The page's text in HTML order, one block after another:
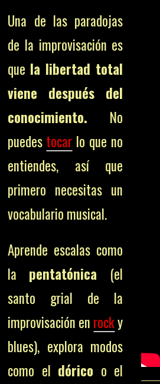
Una de las paradojas
de la improvisación es
que la libertad total
viene después del
conocimiento. No
puedes tocar lo que no
entiendes, así que
primero necesitas un
vocabulario musical.
Aprende escalas como
la pentatónica (el
santo grial de la
improvisación en rocky
blues), explora modos
como el dórico o el